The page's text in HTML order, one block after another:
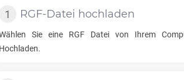
RGF-Datei hochladen
Sie eine RGF Datei von Ihrem
Hochladen.